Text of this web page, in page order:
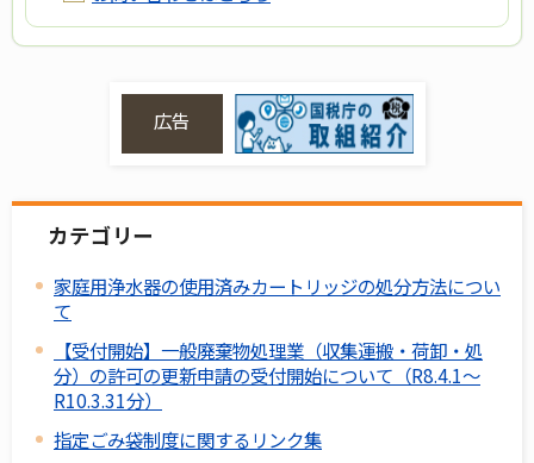
広告
カテゴリー
家庭用浄水器の使用済みカートリッジの処分方法につい
て
【受付開始】一般廃棄物処理業（収集運搬・荷卸・処
分）の許可の更新申請の受付開始について（R8.4.1～
R10.3.31分）
指定ごみ袋制度に関するリンク集